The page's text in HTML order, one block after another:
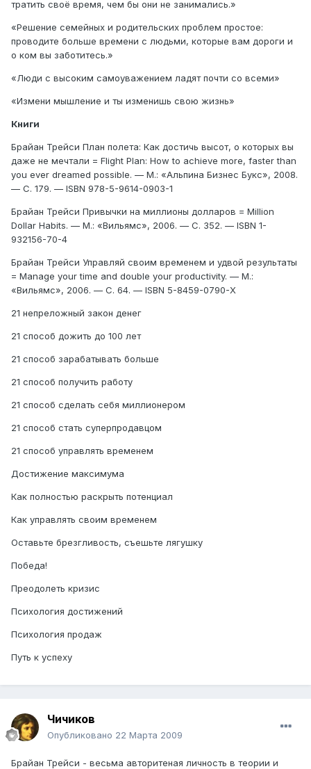
тратить своё время, чем бы они не занимались.»
«Решение семейных и родительских проблем простое:
проводите больше времени с людьми, которые вам дороги и
о ком вы заботитесь.»
«Люди с высоким самоуважением ладят почти со всеми»
«Измени мышление и ты изменишь свою жизнь»
Книги
Брайан Трейси План полета: Как достичь высот, о которых вы
даже не мечтали = Flight Plan: How to achieve more, faster than
you ever dreamed possible. — М.: «Альпина Бизнес Букс», 2008.
— С. 179. — ISBN 978-5-9614-0903-1
Брайан Трейси Привычки на миллионы долларов = Million
Dollar Habits. — М.: «Вильямс», 2006. — С. 352. — ISBN 1-
932156-70-4
Брайан Трейси Управляй своим временем и удвой результаты
= Manage your time and double your productivity. — М.:
«Вильямс», 2006. — С. 64. — ISBN 5-8459-0790-X
21 непреложный закон денег
21 способ дожить до 100 лет
21 способ зарабатывать больше
21 способ получить работу
21 способ сделать себя миллионером
21 способ стать суперпродавцом
21 способ управлять временем
Достижение максимума
Как полностью раскрыть потенциал
Как управлять своим временем
Оставьте брезгливость, съешьте лягушку
Победа!
Преодолеть кризис
Психология достижений
Психология продаж
Путь к успеху
Чичиков
Опубликовано 22 Марта 2009
Брайан Трейси - весьма авторитеная личность в теории и